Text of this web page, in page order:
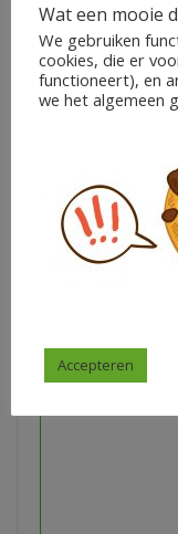
Wat een mooie
We gebruiken
cookies, die er
functioneert), en
we het algemeen
Accepteren